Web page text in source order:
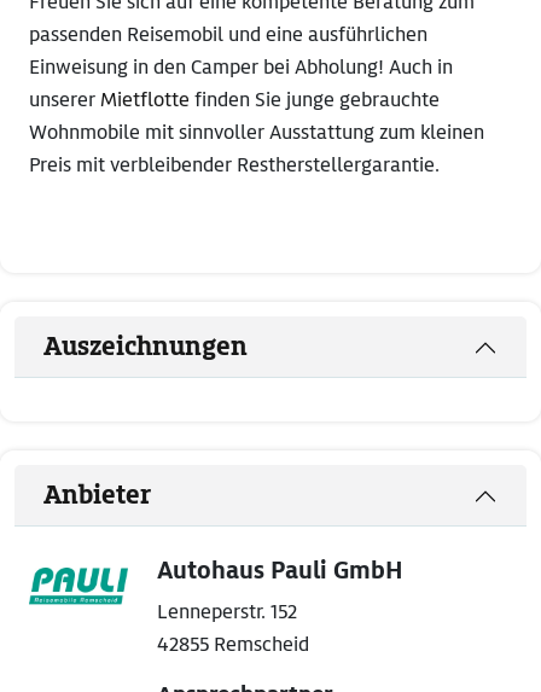
passenden Reisemobil und eine ausführlichen
Einweisung in den Camper bei Abholung! Auch in
unsererMietflotte finden Sie junge gebrauchte
Wohnmobile mit sinnvoller Ausstattung zum kleinen
Preis mit verbleibender Restherstellergarantie.
Auszeichnungen
Anbieter
Autohaus Pauli GmbH
Lenneperstr. 152
42855 Remscheid